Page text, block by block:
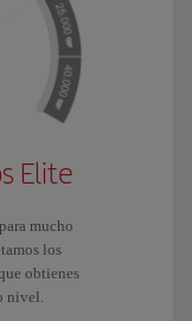
Elite
mucho
los
obtienes
nivel.